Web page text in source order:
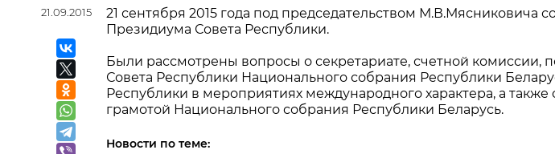
21.09.2015
21 сентября 2015 года под председательством М.В.Мясниковича
Президиума Совета Республики.
Были рассмотрены вопросы о секретариате, счетной комиссии,
Совета Республики Национального собрания Республики
Республики в мероприятиях международного характера, а
грамотой Национального собрания Республики Беларусь.
Новости по теме: